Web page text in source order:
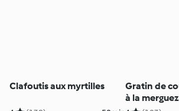
Clafoutis aux myrtilles
Gratin de
à la merguez